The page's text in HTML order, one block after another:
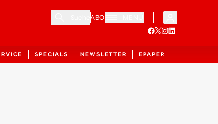
ABO
SPECIALS NEWSLETTER EPAPER